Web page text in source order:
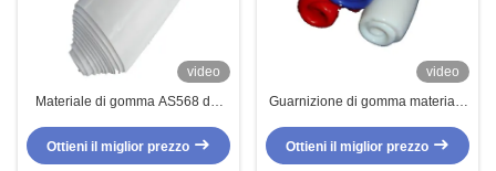
video
Materiale di gomma AS568 del
inodoro del giunto circolare per la
O Ring Seals
Ottieni il miglior prezzo
video
Guarnizione di gomma materiale
temperatura di gomma di gomma
dei composti HNBR di AS568
Ottieni il miglior prezzo